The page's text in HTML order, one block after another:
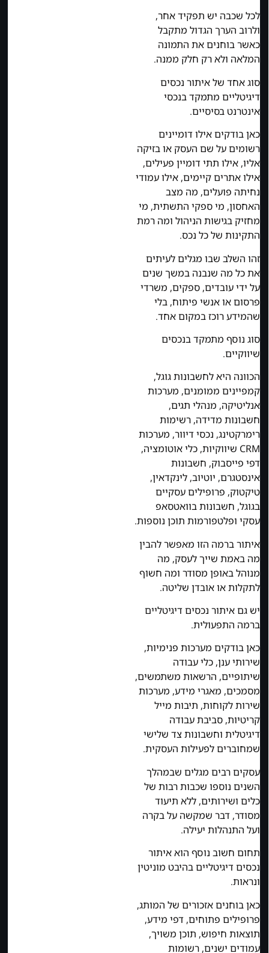
לכל שכבה יש תפקיד אחר,
ולרוב הערך הגדול מתקבל
כאשר בוחנים את התמונה
המלאה ולא רק חלק ממנה.
סוג אחד של איתור נכסים
דיגיטליים מתמקד בנכסי
אינטרנט בסיסיים.
כאן בודקים אילו דומיינים
רשומים על שם העסק או בזיקה
אליו, אילו תתי דומיין פעילים,
אילו אתרים קיימים, אילו עמודי
נחיתה פועלים, מה מצב
האחסון, מי ספקי התשתית, מי
מחזיק בגישות הניהול ומה רמת
התקינות של כל נכס.
זהו השלב שבו מגלים לעיתים
את כל מה שנבנה במשך שנים
על ידי עובדים, ספקים, משרדי
פרסום או אנשי פיתוח, בלי
שהמידע רוכז במקום אחד.
סוג נוסף מתמקד בנכסים
שיווקיים.
הכוונה היא לחשבונות גוגל,
קמפיינים ממומנים, מערכות
אנליטיקה, מנהלי תגים,
חשבונות מדידה, רשימות
רימרקטינג, נכסי דיוור, מערכות
CRM שיווקיות, כלי אוטומציה,
דפי פייסבוק, חשבונות
אינסטגרם, יוטיוב, לינקדאין,
טיקטוק, פרופילים עסקיים
בגוגל, חשבונות בוואטסאפ
עסקי ופלטפורמות תוכן נוספות.
איתור ברמה הזו מאפשר להבין
מה באמת שייך לעסק, מה
מנוהל באופן מסודר ומה חשוף
לתקלות או אובדן שליטה.
יש גם איתור נכסים דיגיטליים
ברמה התפעולית.
כאן בודקים מערכות פנימיות,
שירותי ענן, כלי עבודה
שיתופיים, הרשאות משתמשים,
מסמכים, מאגרי מידע, מערכות
שירות לקוחות, תיבות מייל
קריטיות, סביבת עבודה
דיגיטלית וחשבונות צד שלישי
שמחוברים לפעילות העסקית.
עסקים רבים מגלים שבמהלך
השנים נוספו שכבות רבות של
כלים ושירותים, ללא תיעוד
מסודר, דבר שמקשה על בקרה
ועל התנהלות יעילה.
תחום חשוב נוסף הוא איתור
נכסים דיגיטליים בהיבט מוניטין
ונראות.
כאן בוחנים אזכורים של המותג,
פרופילים פתוחים, דפי מידע,
תוצאות חיפוש, תוכן משויך,
עמודים ישנים, רשומות